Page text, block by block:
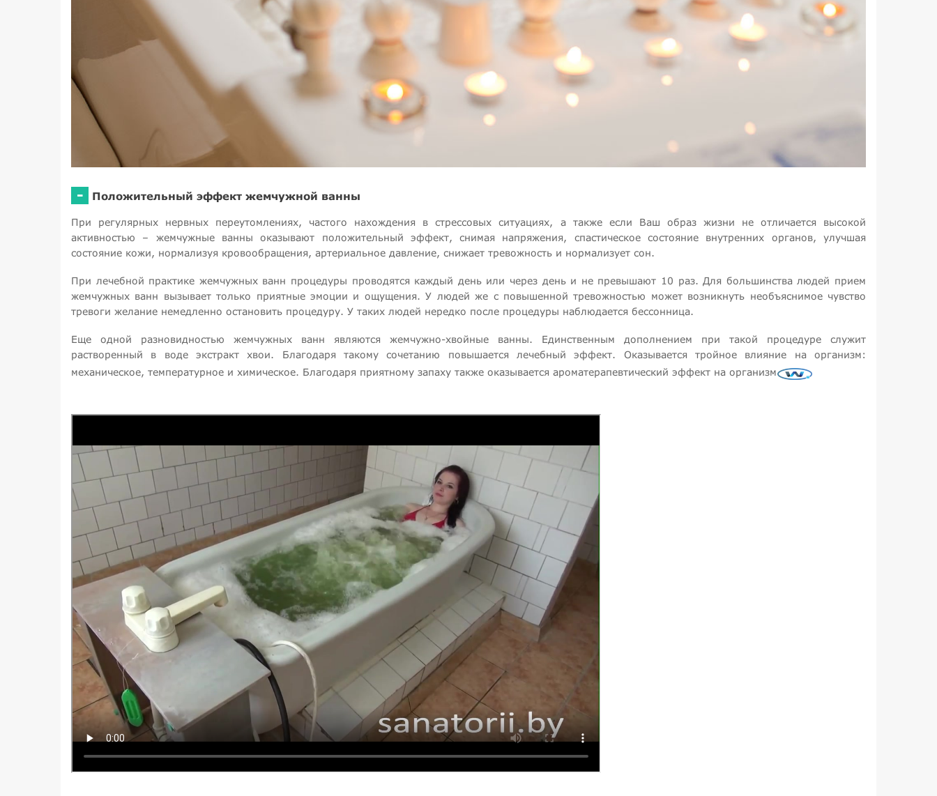
- Положительный эффект жемчужной ванны
При регулярных нервных переутомлениях, частого нахождения в стрессовых ситуациях, а также если Ваш образ жизни не отличается высокой
активностью – жемчужные ванны оказывают положительный эффект, снимая напряжения, спастическое состояние внутренних органов, улучшая
состояние кожи, нормализуя кровообращения, артериальное давление, снижает тревожность и нормализует сон.
При лечебной практике жемчужных ванн процедуры проводятся каждый день или через день и не превышают 10 раз. Для большинства людей прием
жемчужных ванн вызывает только приятные эмоции и ощущения. У людей же с повышенной тревожностью может возникнуть необъяснимое чувство
тревоги желание немедленно остановить процедуру. У таких людей нередко после процедуры наблюдается бессонница.
Еще одной разновидностью жемчужных ванн являются жемчужно-хвойные ванны. Единственным дополнением при такой процедуре служит
растворенный в воде экстракт хвои. Благодаря такому сочетанию повышается лечебный эффект. Оказывается тройное влияние на организм:
механическое, температурное и химическое. Благодаря приятному запаху также оказывается ароматерапевтический эффект на организм